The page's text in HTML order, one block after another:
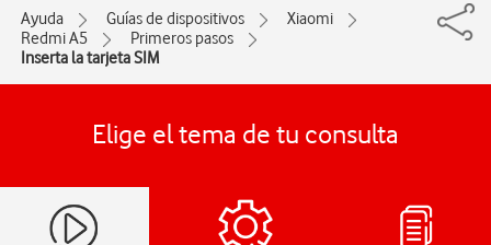
Ayuda Guías de dispositivos
Xiaomi
Redmi A5
Primeros pasos
Inserta la tarjeta SIM
Elige el tema de tu consulta